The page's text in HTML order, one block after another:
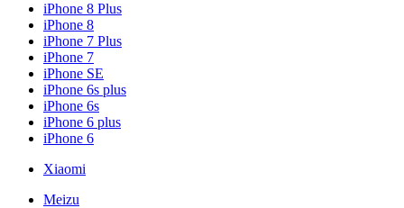
iPhone 8 Plus
iPhone 8
iPhone 7 Plus
iPhone 7
iPhone SE
iPhone 6s plus
iPhone 6s
iPhone 6 plus
iPhone 6
Xiaomi
Meizu